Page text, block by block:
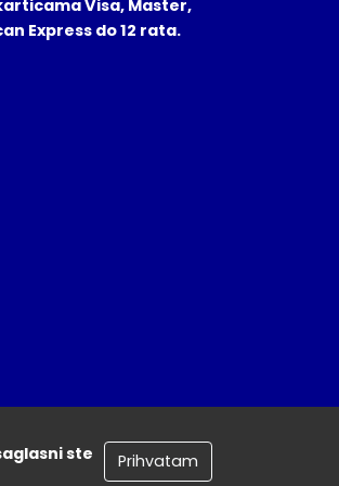
Visa, Master,
Express do 12 rata.
ste
Prihvatam